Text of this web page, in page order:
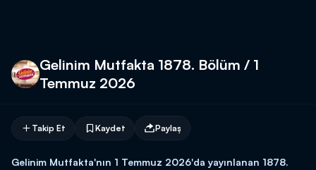
Gelinim Mutfakta 1878. Bölüm / 1
Temmuz 2026
Takip Et Kaydet Paylaş
Gelinim Mutfakta'nın 1 Temmuz 2026'da yayınlanan 1878.